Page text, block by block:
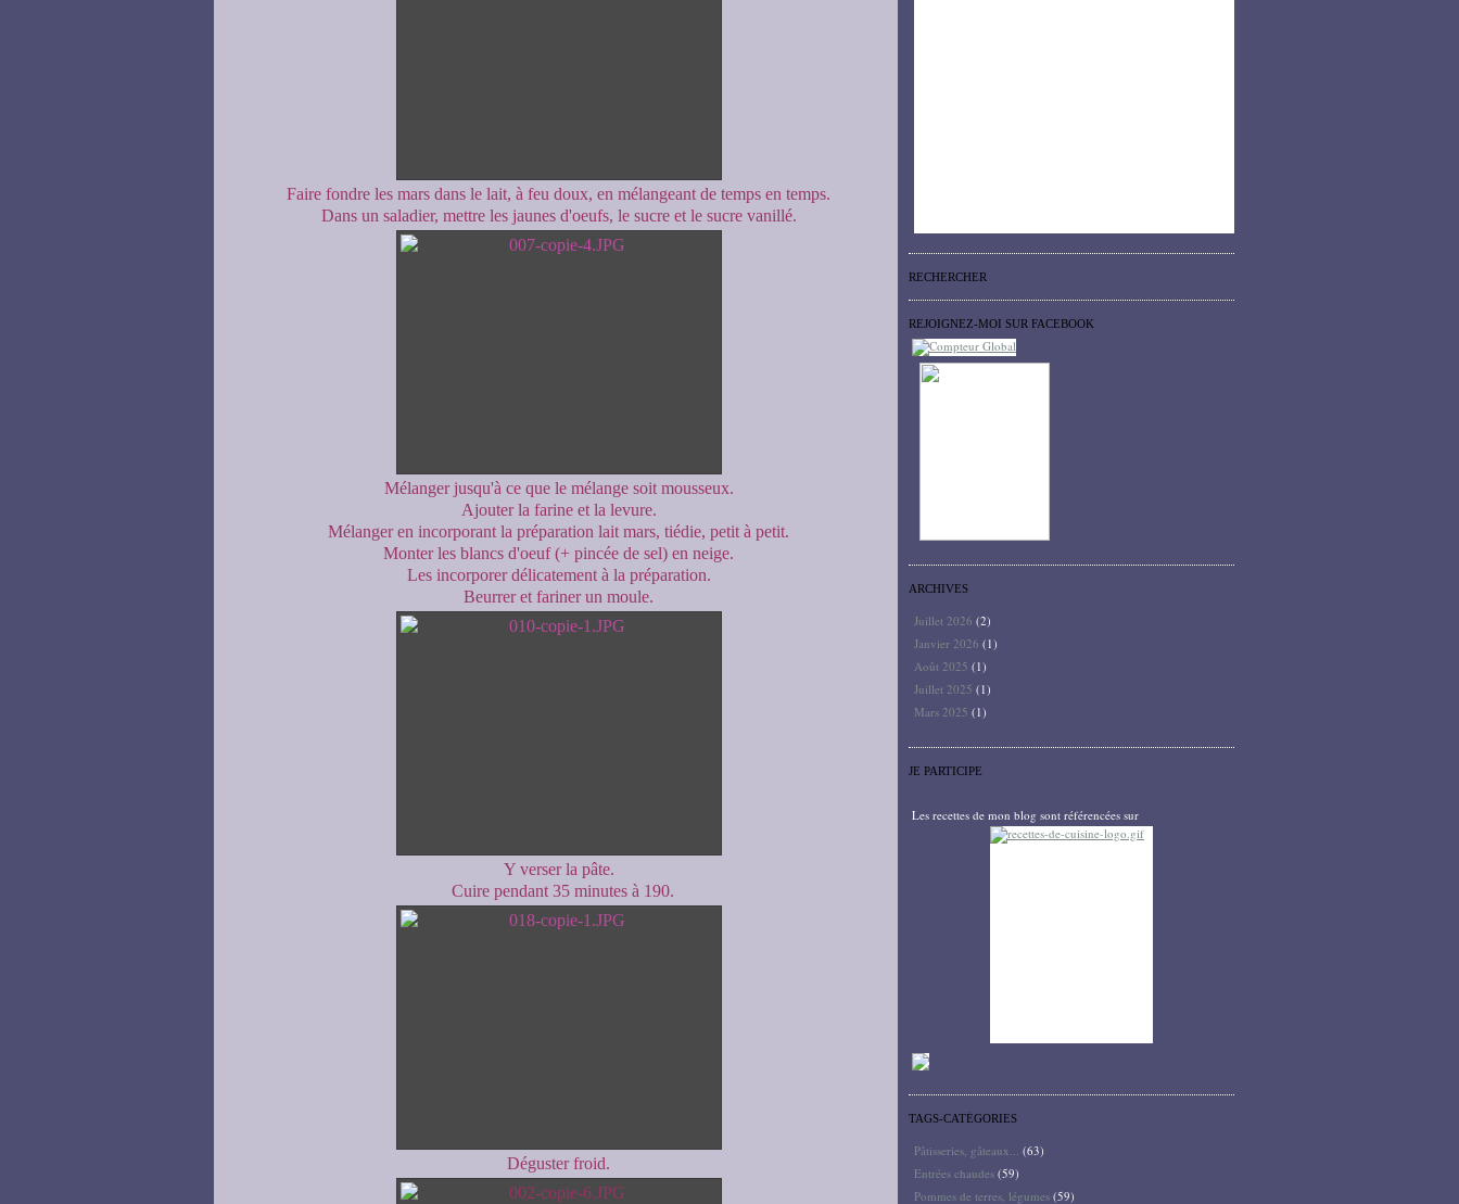
Faire fondre les mars dans le lait, à feu doux, en mélangeant de temps en temps.
Dans un saladier, mettre les jaunes d'oeufs, le sucre et le sucre vanillé.
Mélanger jusqu'à ce que le mélange soit mousseux.
Ajouter la farine et la levure.
Mélanger en incorporant la préparation lait mars, tiédie, petit à petit.
Monter les blancs d'oeuf (+ pincée de sel) en neige.
Les incorporer délicatement à la préparation.
Beurrer et fariner un moule.
Y verser la pâte.
Cuire pendant 35 minutes à 190.
Déguster froid.
RECHERCHER
REJOIGNEZ-MOI SUR FACEBOOK
ARCHIVES
Juillet 2026 (2)
Janvier 2026 (1)
Août 2025 (1)
Juillet 2025 (1)
Mars 2025 (1)
JE PARTICIPE
Les recettes de mon blog sont référencées sur
TAGS-CATÉGORIES
Pâtisseries, gâteaux... (63)
Entrées chaudes (59)
Pommes de terres, légumes (59)